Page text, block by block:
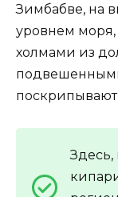
Зимбабве, на
уровнем
холмами из
Здесь,